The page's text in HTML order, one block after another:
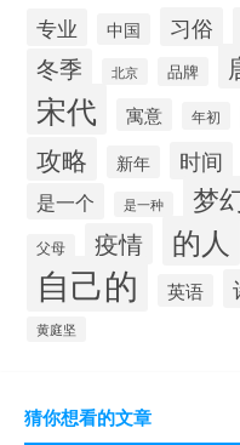
专业 中国 习俗
冬季 北京 品牌
宋代 寓意 年初
攻略 新年 时间
是一个 是一种 梦
父母 疫情 的人
自己的 英语
黄庭坚
猜你想看的文章